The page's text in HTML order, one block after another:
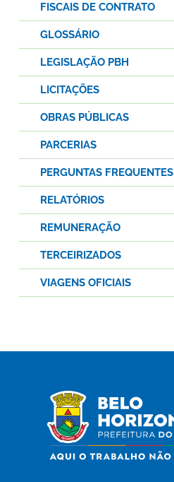
FISCAIS DE CONTRATO
GLOSSÁRIO
LEGISLAÇÃO PBH
LICITAÇÕES
OBRAS PÚBLICAS
PARCERIAS
PERGUNTAS FREQUENTES
RELATÓRIOS
REMUNERAÇÃO
TERCEIRIZADOS
VIAGENS OFICIAIS